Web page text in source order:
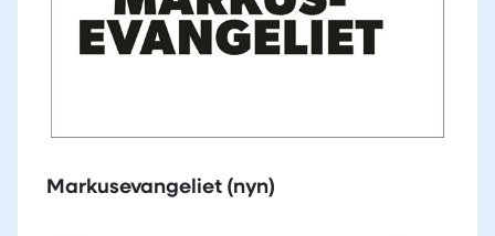
Markusevangeliet (nyn)